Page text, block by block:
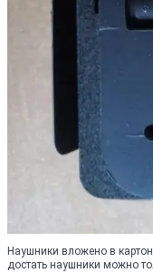
Наушники вложено в
достать наушники можно